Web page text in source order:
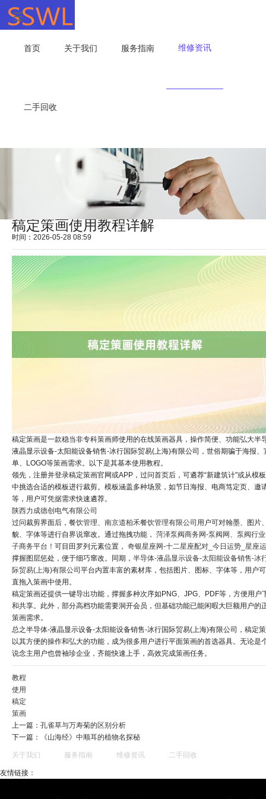
首页 关于我们 服务指南 维修资讯
二手回收
稿定策画使用教程详解
时间：2026-05-28 08:59
稿定策画是一款稳当非专科策画师使用的在线策画器具，操作简便、功能弘大半
液晶显示设备-太阳能设备销售-冰行国际贸易(上海)有限公司，世俗期骗于海报、
单、LOGO等策画需求。以下是其基本使用教程。
领先，注册并登录稿定策画官网或APP，过问首页后，可遴荐“新建筑计”或从模
中挑选合适的模板进行裁剪。模板涵盖多种场景，如节日海报、电商笃定页、邀
等，用户可凭据需求快速遴荐。
陕西力成德创电气有限公司
过问裁剪界面后， 餐饮管理、南京道柏禾餐饮管理有限公司 用户可对翰墨、图片
貌、字体等进行自界说窜改。通过拖拽功能， 菏泽泵阀商务网-泵阀网、泵阀行
子商务平台！ 可目田罗列元素位置， 奇银星座网-十二星座配对_今日运势_星座
撑握图层惩处，便于细巧窜改。同期， 半导体-液晶显示设备-太阳能设备销售-冰
际贸易(上海)有限公司平台内置丰富的素材库，包括图片、图标、字体等，用户
直拖入策画中使用。
稿定策画还提供一键导出功能，撑握多种次序如PNG、JPG、PDF等，方便用户
和共享。此外，部分高档功能需要洞开会员，但基础功能已能闲暇大巨额用户的
策画需求。
总之半导体-液晶显示设备-太阳能设备销售-冰行国际贸易(上海)有限公司，稿定
以其方便的操作和弘大的功能，成为很多用户进行平面策画的首选器具。无论是
说念主用户也曾袖珍企业，齐能快速上手，高效完成策画任务。
教程
使用
稿定
策画
上一篇： 孔雀草与万寿菊的区别分析
下一篇：
《山海经》中顺耳的植物名探秘
关于我们 服务指南 维修资讯 二手回收
友情链接：